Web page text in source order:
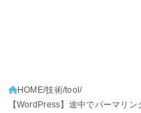
HOME 技術 tool
【WordPress】途中でパーマリ